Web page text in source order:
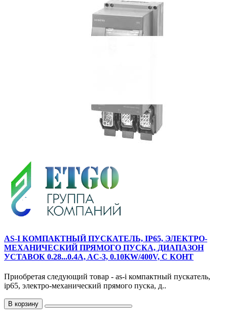
AS-I КОМПАКТНЫЙ ПУСКАТЕЛЬ, IP65, ЭЛЕКТРО-
МЕХАНИЧЕСКИЙ ПРЯМОГО ПУСКА, ДИАПАЗОН
УСТАВОК 0.28...0.4A, AC-3, 0.10KW/400V, С КОНТ
Приобретая следующий товар - as-i компактный пускатель,
ip65, электро-механический прямого пуска, д..
В корзину